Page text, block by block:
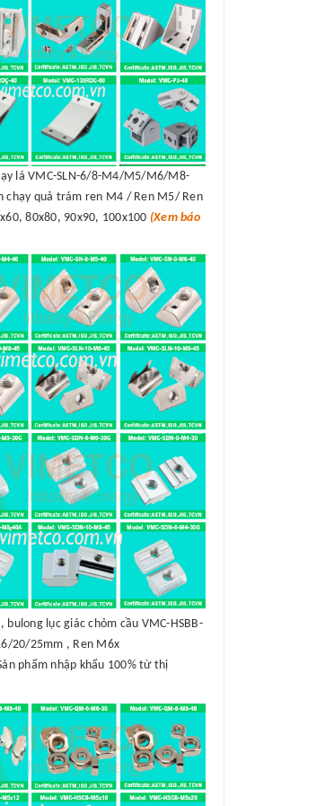
lá VMC-SLN-6/8-M4/M5/M6/M8-
quả trám ren M4 / Ren M5/ Ren
80x80, 90x90, 100x100 (Xem báo
lục giác chỏm cầu VMC-HSBB-
20/25mm , Ren M6x
phẩm nhập khẩu 100% từ thị